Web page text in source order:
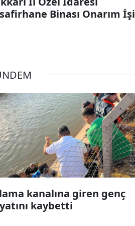
Binası Onarım İşi
kanalına giren genç
kaybetti